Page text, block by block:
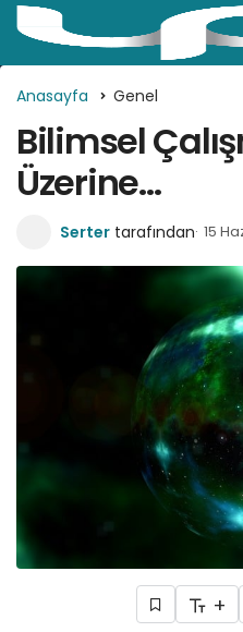
Anasayfa Genel
Bilimsel
Üzerine…
Serter tarafından 15
+